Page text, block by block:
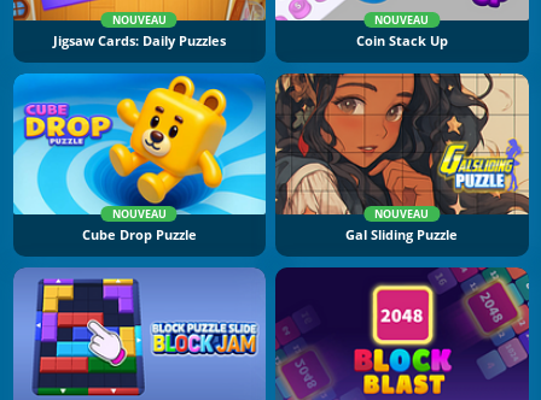
NOUVEAU
Jigsaw Cards: Daily Puzzles
NOUVEAU
Coin Stack Up
NOUVEAU
Cube Drop Puzzle
NOUVEAU
Gal Sliding Puzzle